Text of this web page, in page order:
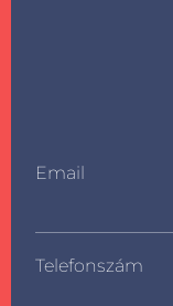
Email
Telefonszám